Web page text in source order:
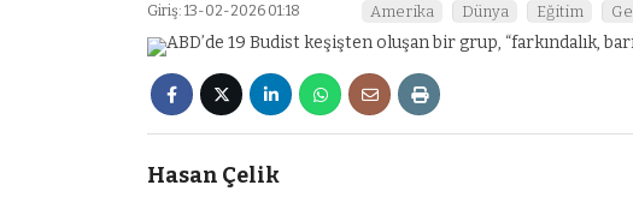
Giriş: 13-02-2026 01:18 Amerika Dünya Eğitim
Hasan Çelik